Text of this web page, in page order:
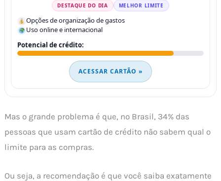
DESTAQUE DO DIA MELHOR LIMITE
Opções de organização de gastos
Uso online e internacional
Potencial de crédito:
ACESSAR CARTÃO »
Mas o grande problema é que, no Brasil, 34% das
pessoas que usam cartão de crédito não sabem qual o
limite para as compras.
Ou seja, a recomendação é que você saiba exatamente